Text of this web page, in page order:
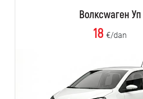
Волксwаген Уп
18 €/dan